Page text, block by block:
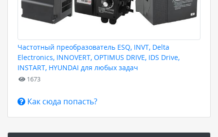
Частотный преобразователь ESQ, INVT, Delta
Electronics, INNOVERT, OPTIMUS DRIVE, IDS Drive,
INSTART, HYUNDAI для любых задач
1673
Как сюда попасть?